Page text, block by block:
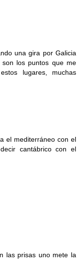
una gira por Galicia
los puntos que me
lugares, muchas
el mediterráneo con el
cantábrico con el
las prisas uno mete la